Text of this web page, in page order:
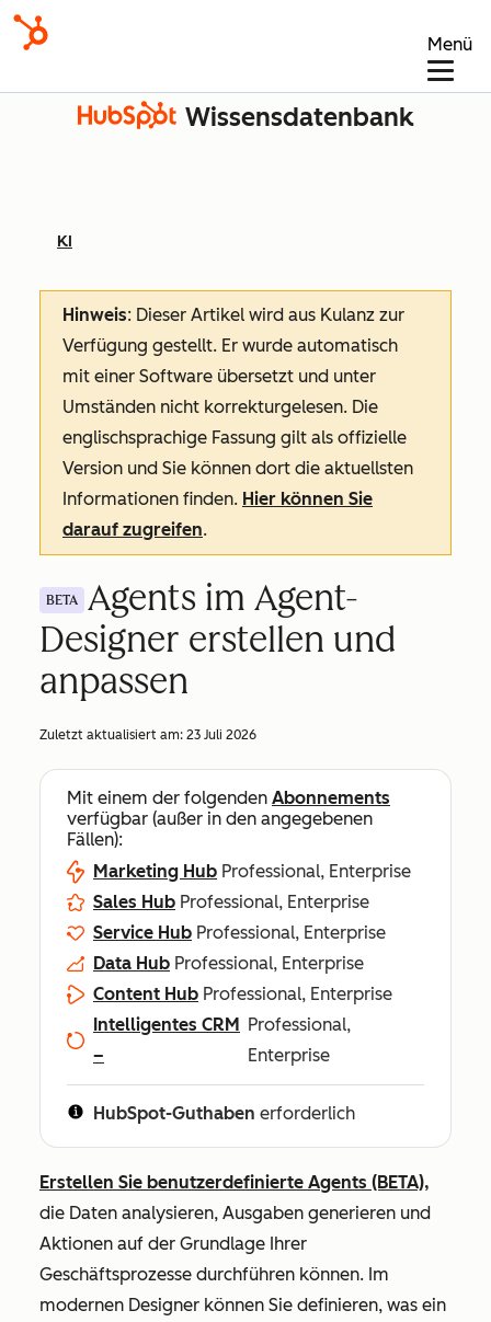
Menü
Wissensdatenbank
KI
Hinweis: Dieser Artikel wird aus Kulanz zur
Verfügung gestellt. Er wurde automatisch
mit einer Software übersetzt und unter
Umständen nicht korrekturgelesen. Die
englischsprachige Fassung gilt als offizielle
Version und Sie können dort die aktuellsten
Informationen finden. Hier können Sie
darauf zugreifen.
BETA
Agents im Agent-
Designer erstellen und
anpassen
Zuletzt aktualisiert am: 23 Juli 2026
Mit einem der folgenden Abonnements
verfügbar (außer in den angegebenen
Fällen):
Marketing Hub Professional, Enterprise
Sales Hub Professional, Enterprise
Service Hub Professional, Enterprise
Data Hub Professional, Enterprise
Content Hub Professional, Enterprise
Intelligentes CRM
–
Professional,
Enterprise
HubSpot-Guthaben erforderlich
Erstellen Sie benutzerdefinierte Agents (BETA),
die Daten analysieren, Ausgaben generieren und
Aktionen auf der Grundlage Ihrer
Geschäftsprozesse durchführen können. Im
modernen Designer können Sie definieren, was ein